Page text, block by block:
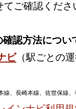
ご確認くださ
認方法につい
ビ（駅ごとの
、長崎本線、佐世保線